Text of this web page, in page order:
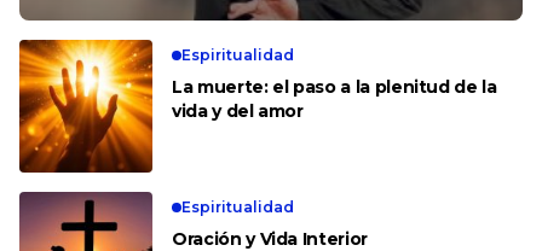
Espiritualidad
La muerte: el paso a la plenitud de la
vida y del amor
Espiritualidad
Oración y Vida Interior